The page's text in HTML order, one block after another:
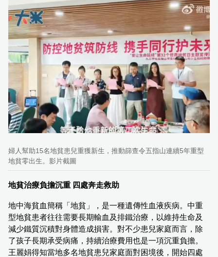
婦人幫助15名地貧患兒重獲新生，推動篩查令五指山連續5年重型
地貧零出生。影片截圖
地貧治療負擔沉重 四處奔走救助
地中海貧血簡稱「地貧」，是一種遺傳性血液疾病。中重
型地貧患者往往需要長期輸血及排鐵治療，以維持生命及
減少鐵質沉積對身體造成損害。對不少患兒家庭而言，除
了孩子長期承受病痛，持續治療費用也是一項沉重負擔。
王麗娟得知當地多名地貧患兒家庭面對困境後，開始四處